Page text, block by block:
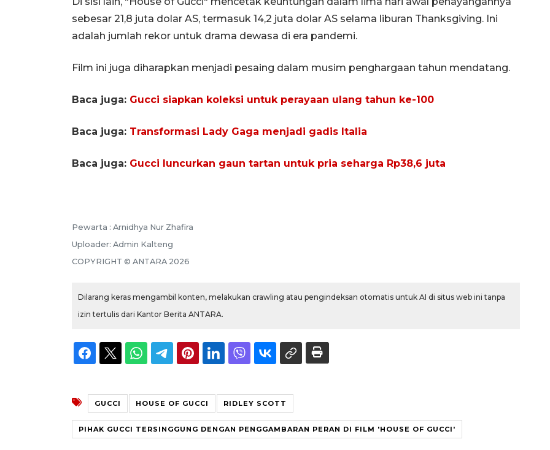
sebesar 21,8 juta dolar AS, termasuk 14,2 juta dolar AS selama liburan Thanksgiving. Ini
adalah jumlah rekor untuk drama dewasa di era pandemi.
Film ini juga diharapkan menjadi pesaing dalam musim penghargaan tahun mendatang.
Baca juga: Gucci siapkan koleksi untuk perayaan ulang tahun ke-100
Baca juga: Transformasi Lady Gaga menjadi gadis Italia
Baca juga: Gucci luncurkan gaun tartan untuk pria seharga Rp38,6 juta
Pewarta : Arnidhya Nur Zhafira
Uploader: Admin Kalteng
COPYRIGHT © ANTARA 2026
Dilarang keras mengambil konten, melakukan crawling atau pengindeksan otomatis untuk AI di situs web ini tanpa
izin tertulis dari Kantor Berita ANTARA.
GUCCI HOUSE OF GUCCI RIDLEY SCOTT
PIHAK GUCCI TERSINGGUNG DENGAN PENGGAMBARAN PERAN DI FILM 'HOUSE OF GUCCI'